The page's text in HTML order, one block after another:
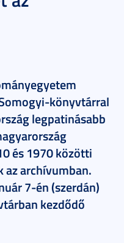
könyvtárral
legpatinásabb
és 1970 közötti
az archívumban.
7-én (szerdán)
kezdődő